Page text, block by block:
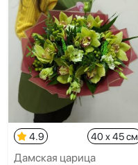
4.9 40 x 45 см
Дамская царица